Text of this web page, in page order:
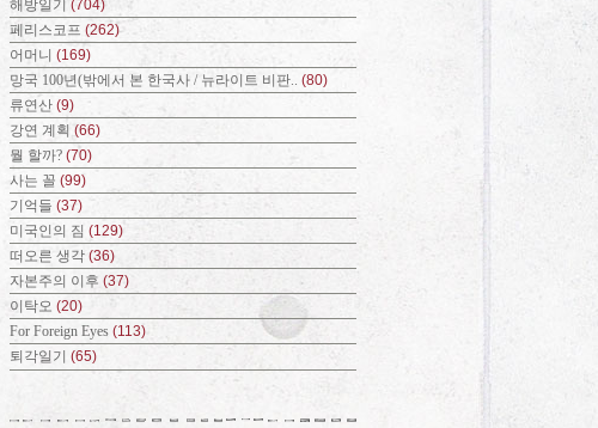
해방일기 (704)
페리스코프 (262)
어머니 (169)
망국 100년(밖에서 본 한국사 / 뉴라이트 비판.. (80)
류연산 (9)
강연 계획 (66)
뭘 할까? (70)
사는 꼴 (99)
기억들 (37)
미국인의 짐 (129)
떠오른 생각 (36)
자본주의 이후 (37)
이탁오 (20)
For Foreign Eyes (113)
퇴각일기 (65)